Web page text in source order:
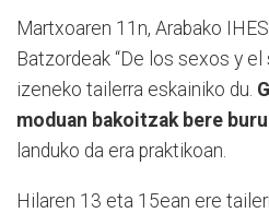
Martxoaren 11n, Arabako
Batzordeak “De los sexos y
izeneko tailerra eskainiko du.
moduan bakoitzak bere
landuko da era praktikoan.
Hilaren 13 eta 15ean ere